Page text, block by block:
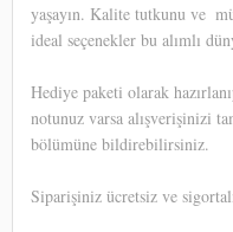
yaşayın. Kalite tutkunu ve
ideal seçenekler bu alımlı
Hediye paketi olarak
notunuz varsa alışverişinizi
bölümüne bildirebilirsiniz.
Siparişiniz ücretsiz ve